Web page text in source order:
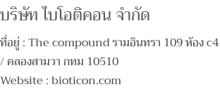
บริษัท ไบโอติคอน จำกัด
ที่อยู่ : The compound รามอินทรา 109 ห้อง
/ คลองสามวา กทม 10510
Website : bioticon.com